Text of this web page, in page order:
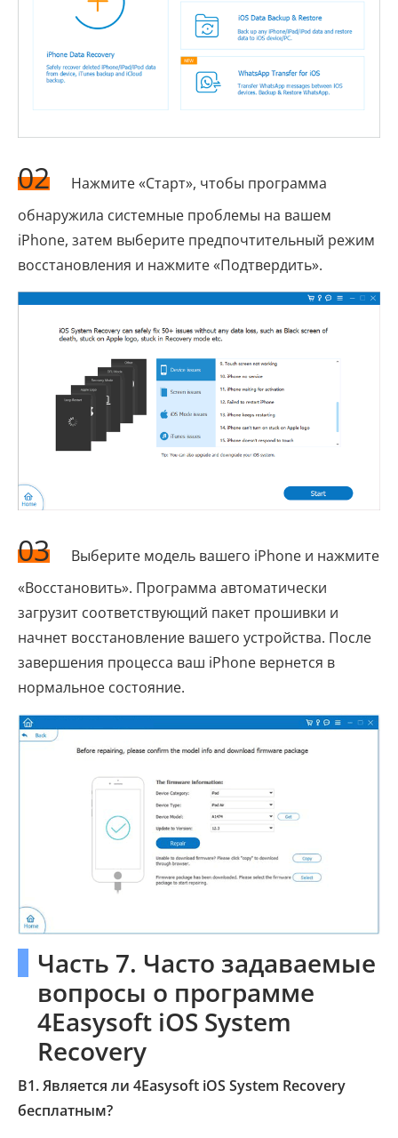
02
Нажмите «Старт», чтобы программа
обнаружила системные проблемы на вашем
iPhone, затем выберите предпочтительный режим
восстановления и нажмите «Подтвердить».
03
Выберите модель вашего iPhone и нажмите
«Восстановить». Программа автоматически
загрузит соответствующий пакет прошивки и
начнет восстановление вашего устройства. После
завершения процесса ваш iPhone вернется в
нормальное состояние.
Часть 7. Часто задаваемые
вопросы о программе
4Easysoft iOS System
Recovery
В1. Является ли 4Easysoft iOS System Recovery
бесплатным?